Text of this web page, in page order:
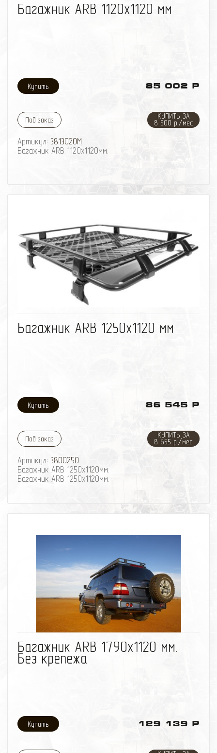
Багажник ARB 1120х1120 мм
85 002 Р
Под заказ
КУПИТЬ ЗА
8 500 р./мес
Артикул: 3813020M
Багажник ARB 1120х1120мм.
Багажник ARB 1250х1120 мм
86 545 Р
Под заказ
КУПИТЬ ЗА
8 655 р./мес
Артикул: 3800250
Багажник ARB 1250х1120мм.
Багажник ARB 1250х1120мм.
Багажник ARB 1790х1120 мм.
Без крепежа
129 139 Р